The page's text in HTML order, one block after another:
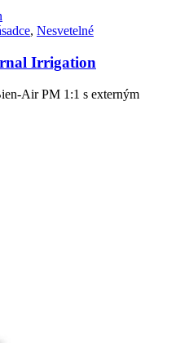
, Nesvetelné
Irrigation
Air PM 1:1 s externým